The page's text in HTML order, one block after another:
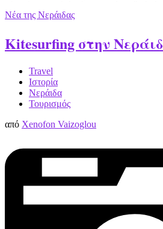
Νέα της Νεράιδας
Kitesurfing στην
Travel
Ιστορία
Νεράιδα
Τουρισμός
από Xenofon Vaizoglou